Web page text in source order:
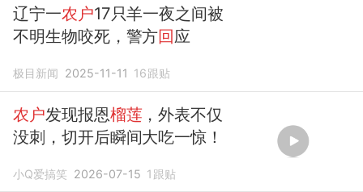
辽宁一农户17只羊一夜之间被
不明生物咬死，警方回应
极目新闻 2025-11-11 16跟贴
农户发现报恩榴莲，外表不仅
没刺，切开后瞬间大吃一惊！
小Q爱搞笑 2026-07-15 1 跟贴